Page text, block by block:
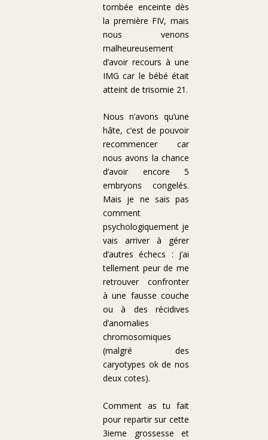
tombée enceinte dès
la première FIV, mais
nous venons
malheureusement
d’avoir recours à une
IMG car le bébé était
atteint de trisomie 21.
Nous n’avons qu’une
hâte, c’est de pouvoir
recommencer car
nous avons la chance
d’avoir encore 5
embryons congelés.
Mais je ne sais pas
comment
psychologiquement je
vais arriver à gérer
d’autres échecs : j’ai
tellement peur de me
retrouver confronter
à une fausse couche
ou à des récidives
d’anomalies
chromosomiques
(malgré des
caryotypes ok de nos
deux cotes).
Comment as tu fait
pour repartir sur cette
3ieme grossesse et